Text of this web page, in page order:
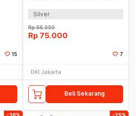
15
Silver
Rp86.000
Rp 75.000
7
DKI Jakarta
Beli Sekarang